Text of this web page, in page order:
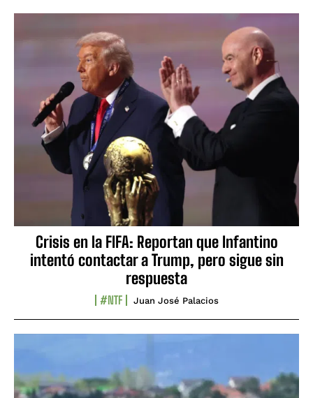
Crisis en la FIFA: Reportan que Infantino
intentó contactar a Trump, pero sigue sin
respuesta
#NTF Juan José Palacios